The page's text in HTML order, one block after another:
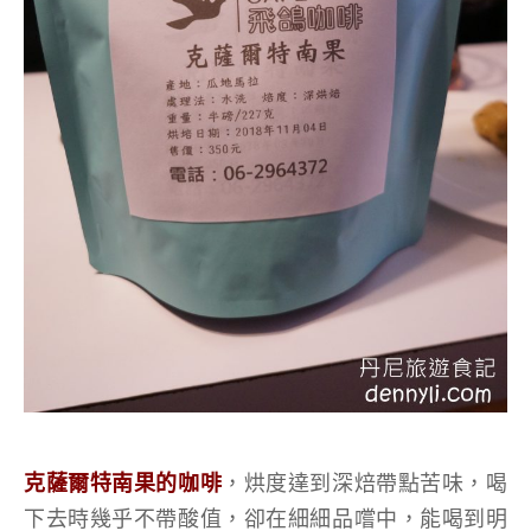
克薩爾特南果的咖啡 ，烘度達到深焙帶點苦味，喝
下去時幾乎不帶酸值，卻在細細品嚐中，能喝到明